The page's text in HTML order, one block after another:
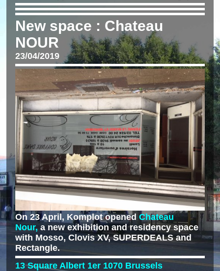
New space : Chateau
NOUR
23/04/2019
On 23 April, Komplot openedChateau
Nour,a new exhibition and residency space
with Mosso, Clovis XV, SUPERDEALS and
Rectangle.
13 Square Albert 1er 1070 Brussels